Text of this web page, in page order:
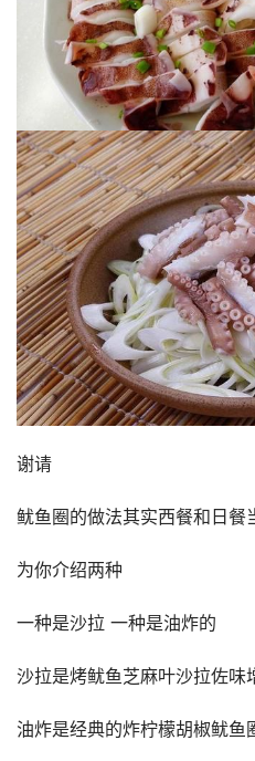
谢请
鱿鱼圈的做法其实西餐和日餐
为你介绍两种
一种是沙拉 一种是油炸的
沙拉是烤鱿鱼芝麻叶沙拉佐味
油炸是经典的炸柠檬胡椒鱿鱼